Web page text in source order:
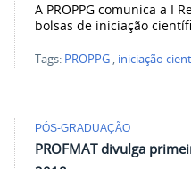
A PROPPG comunica a I
bolsas de iniciação
Tags: PROPPG , iniciação
PÓS-GRADUAÇÃO
PROFMAT divulga